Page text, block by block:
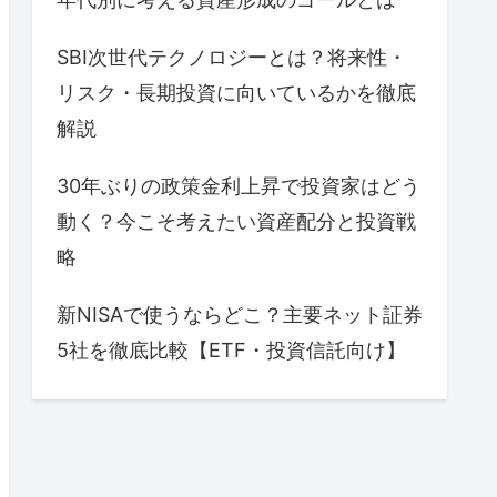
SBI次世代テクノロジーとは？将来性・
リスク・長期投資に向いているかを徹底
解説
30年ぶりの政策金利上昇で投資家はどう
動く？今こそ考えたい資産配分と投資戦
略
新NISAで使うならどこ？主要ネット証券
5社を徹底比較【ETF・投資信託向け】